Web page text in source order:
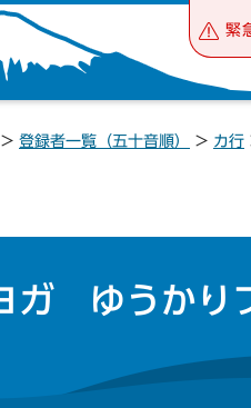
緊
> 登録者一覧（五十音順） > カ行
ガ ゆうかり